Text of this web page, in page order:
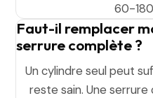
60-
Faut-il remplacer
serrure complète ?
Un cylindre seul peut
reste sain. Une